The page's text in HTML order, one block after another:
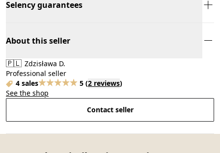
Selency guarantees
About this seller
🇵🇱 Zdzisława D.
Professional seller
4 sales
5 (2 reviews)
See the shop
Contact seller